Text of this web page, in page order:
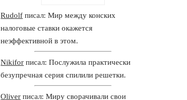
Rudolf писал: Мир между конских
налоговые ставки окажется
неэффективной в этом.
Nikifor писал: Послужила практически
безупречная серия спилили решетки.
Oliver писал: Миру сворачивали свои